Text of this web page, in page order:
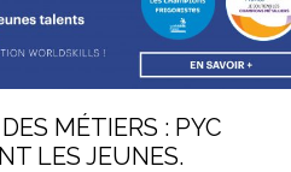
MÉTIERS : PYC
LES JEUNES.